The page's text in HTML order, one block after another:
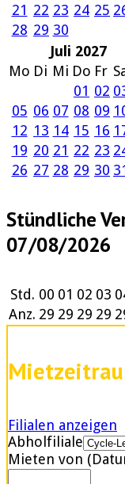
21 22 23 24 25
28 29 30
Juli 2027
Mo Di Mi Do Fr
01 02
05 06 07 08 09
12 13 14 15 16
19 20 21 22 23
26 27 28 29 30
Stündliche
07/08/2026
Std. 00 01 02 03
Anz. 29 29 29 29
Filialen anzeigen
Abholfiliale
Mieten von